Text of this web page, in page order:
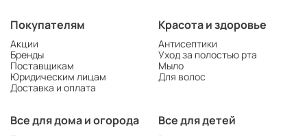
Покупателям
Акции
Бренды
Поставщикам
Юридическим лицам
Доставка и оплата
Красота и здоровье
Антисептики
Уход за полостью рта
Мыло
Для волос
Все для дома и огорода Все для детей